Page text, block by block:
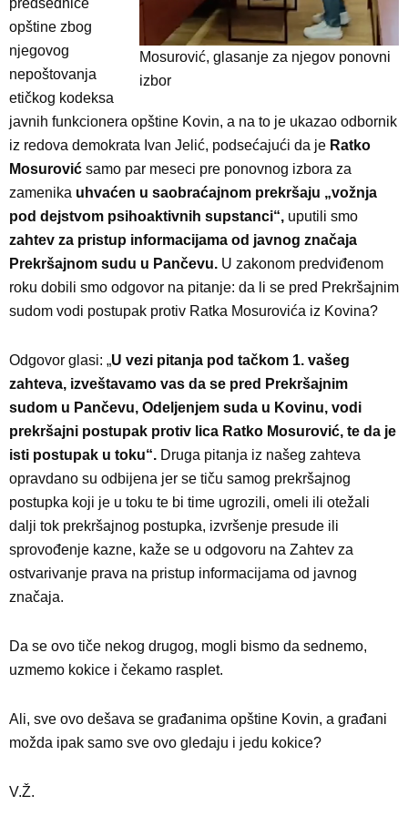
Mosurović, glasanje za njegov ponovni
izbor
predsednice
opštine zbog
njegovog
nepoštovanja
etičkog kodeksa
javnih funkcionera opštine Kovin, a na to je ukazao odbornik
iz redova demokrata Ivan Jelić, podsećajući da je Ratko
Mosurović samo par meseci pre ponovnog izbora za
zamenika uhvaćen u saobraćajnom prekršaju „vožnja
pod dejstvom psihoaktivnih supstanci“, uputili smo
zahtev za pristup informacijama od javnog značaja
Prekršajnom sudu u Pančevu. U zakonom predviđenom
roku dobili smo odgovor na pitanje: da li se pred Prekršajnim
sudom vodi postupak protiv Ratka Mosurovića iz Kovina?
Odgovor glasi: „U vezi pitanja pod tačkom 1. vašeg
zahteva, izveštavamo vas da se pred Prekršajnim
sudom u Pančevu, Odeljenjem suda u Kovinu, vodi
prekršajni postupak protiv lica Ratko Mosurović, te da je
isti postupak u toku“. Druga pitanja iz našeg zahteva
opravdano su odbijena jer se tiču samog prekršajnog
postupka koji je u toku te bi time ugrozili, omeli ili otežali
dalji tok prekršajnog postupka, izvršenje presude ili
sprovođenje kazne, kaže se u odgovoru na Zahtev za
ostvarivanje prava na pristup informacijama od javnog
značaja.
Da se ovo tiče nekog drugog, mogli bismo da sednemo,
uzmemo kokice i čekamo rasplet.
Ali, sve ovo dešava se građanima opštine Kovin, a građani
možda ipak samo sve ovo gledaju i jedu kokice?
V.Ž.